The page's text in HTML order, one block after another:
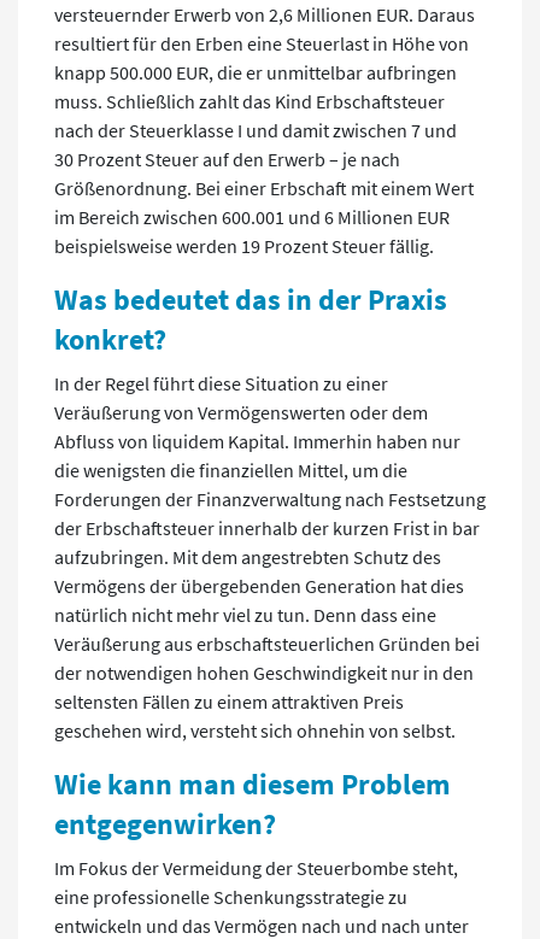
versteuernder Erwerb von 2,6 Millionen EUR. Daraus
resultiert für den Erben eine Steuerlast in Höhe von
knapp 500.000 EUR, die er unmittelbar aufbringen
muss. Schließlich zahlt das Kind Erbschaftsteuer
nach der Steuerklasse I und damit zwischen 7 und
30 Prozent Steuer auf den Erwerb – je nach
Größenordnung. Bei einer Erbschaft mit einem Wert
im Bereich zwischen 600.001 und 6 Millionen EUR
beispielsweise werden 19 Prozent Steuer fällig.
Was bedeutet das in der Praxis
konkret?
In der Regel führt diese Situation zu einer
Veräußerung von Vermögenswerten oder dem
Abfluss von liquidem Kapital. Immerhin haben nur
die wenigsten die finanziellen Mittel, um die
Forderungen der Finanzverwaltung nach Festsetzung
der Erbschaftsteuer innerhalb der kurzen Frist in bar
aufzubringen. Mit dem angestrebten Schutz des
Vermögens der übergebenden Generation hat dies
natürlich nicht mehr viel zu tun. Denn dass eine
Veräußerung aus erbschaftsteuerlichen Gründen bei
der notwendigen hohen Geschwindigkeit nur in den
seltensten Fällen zu einem attraktiven Preis
geschehen wird, versteht sich ohnehin von selbst.
Wie kann man diesem Problem
entgegenwirken?
Im Fokus der Vermeidung der Steuerbombe steht,
eine professionelle Schenkungsstrategie zu
entwickeln und das Vermögen nach und nach unter